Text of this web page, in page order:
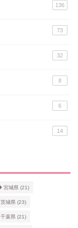
136
73
32
8
6
14
宮城県 (21)
茨城県 (23)
千葉県 (21)